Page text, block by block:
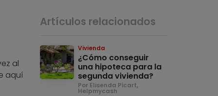
al
aquí
Artículos relacionados
Vivienda
¿Cómo conseguir
una hipoteca para la
segunda vivienda?
Por Elisenda Picart,
Helpmycash